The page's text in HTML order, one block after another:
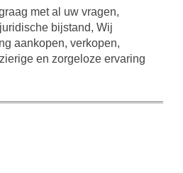
met al uw vragen,
bijstand, Wij
aankopen, verkopen,
en zorgeloze ervaring